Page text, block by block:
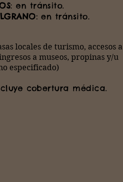
: en tránsito.
: en tránsito.
locales de turismo, accesos a
a museos, propinas y/u
especificado)
cobertura médica.